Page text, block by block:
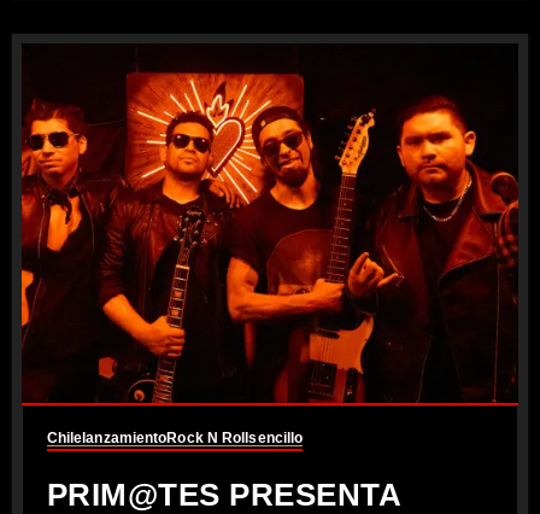
ChilelanzamientoRock N Rollsencillo
PRIM@TES PRESENTA